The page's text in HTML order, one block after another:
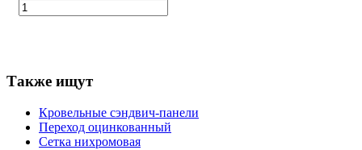
Также ищут
Кровельные сэндвич-панели
Переход оцинкованный
Сетка нихромовая